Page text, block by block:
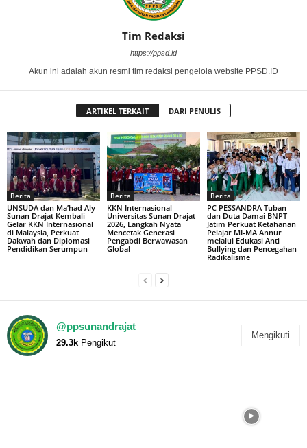
Tim Redaksi
https://ppsd.id
Akun ini adalah akun resmi tim redaksi pengelola website PPSD.ID
ARTIKEL TERKAIT DARI PENULIS
Berita
UNSUDA dan Ma’had Aly
Sunan Drajat Kembali
Gelar KKN Internasional
di Malaysia, Perkuat
Dakwah dan Diplomasi
Pendidikan Serumpun
Berita
KKN Internasional
Universitas Sunan Drajat
2026, Langkah Nyata
Mencetak Generasi
Pengabdi Berwawasan
Global
Berita
PC PESSANDRA Tuban
dan Duta Damai BNPT
Jatim Perkuat Ketahanan
Pelajar MI-MA Annur
melalui Edukasi Anti
Bullying dan Pencegahan
Radikalisme
@ppsunandrajat
29.3k Pengikut
Mengikuti